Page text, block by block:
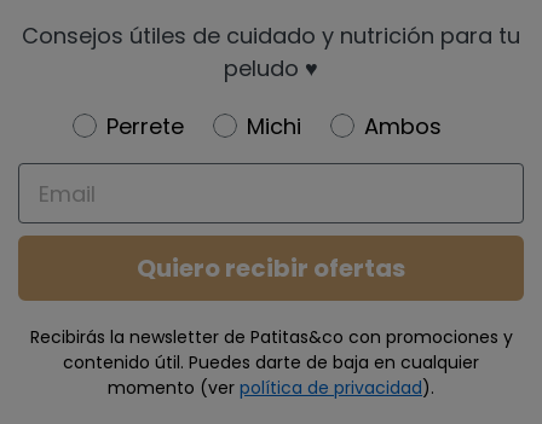
Consejos útiles de cuidado y nutrición para tu
peludo ♥️
Newsletter
Perrete Michi
Ambos
Email
Quiero recibir ofertas
Recibirás la newsletter de Patitas&co con promociones y
contenido útil. Puedes darte de baja en cualquier
momento (ver política de privacidad).